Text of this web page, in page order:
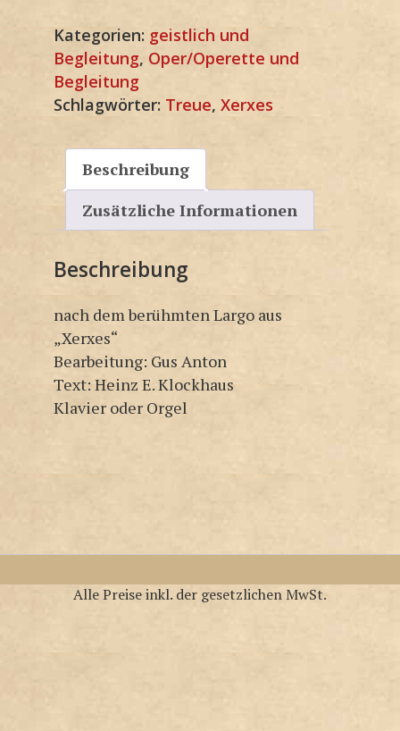
Kategorien: geistlich und
Begleitung, Oper/Operette und
Begleitung
Schlagwörter: Treue, Xerxes
Beschreibung
Zusätzliche Informationen
Beschreibung
nach dem berühmten Largo aus
„Xerxes“
Bearbeitung: Gus Anton
Text: Heinz E. Klockhaus
Klavier oder Orgel
Alle Preise inkl. der gesetzlichen MwSt.